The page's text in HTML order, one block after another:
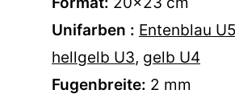
Unifarben : Entenblau
hellgelb U3, gelb U4
Fugenbreite: 2 mm